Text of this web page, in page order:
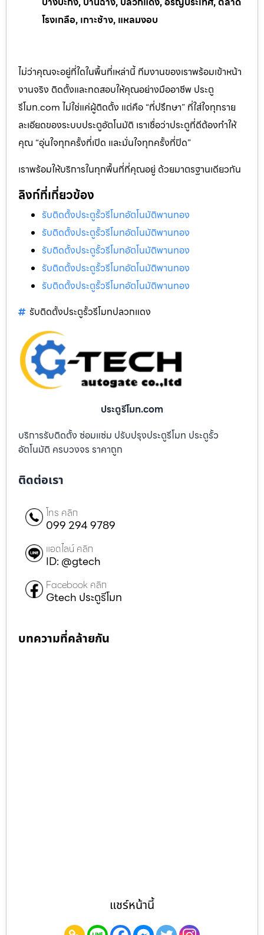
โรงเกลือ, เกาะช้าง, แหลมงอบ
ไม่ว่าคุณจะอยู่ที่ใดในพื้นที่เหล่านี้ ทีมงานของเราพร้อมเข้าหน้า
งานจริง ติดตั้งและทดสอบให้คุณอย่างมืออาชีพ ประตู
รีโมท.com ไม่ใช่แค่ผู้ติดตั้ง แต่คือ “ที่ปรึกษา” ที่ใส่ใจทุกราย
ละเอียดของระบบประตูอัตโนมัติ เราเชื่อว่าประตูที่ดีต้องทำให้
คุณ “อุ่นใจทุกครั้งที่เปิด และมั่นใจทุกครั้งที่ปิด”
เราพร้อมให้บริการในทุกพื้นที่ที่คุณอยู่ ด้วยมาตรฐานเดียวกัน
ลิงก์ที่เกี่ยวข้อง
รับติดตั้งประตูรั้วรีโมทอัตโนมัติพานทอง
รับติดตั้งประตูรั้วรีโมทอัตโนมัติพานทอง
รับติดตั้งประตูรั้วรีโมทอัตโนมัติพานทอง
รับติดตั้งประตูรั้วรีโมทอัตโนมัติพานทอง
รับติดตั้งประตูรั้วรีโมทอัตโนมัติพานทอง
รับติดตั้งประตูรั้วรีโมทปลวกแดง
ประตูรีโมท.com
บริการรับติดตั้ง ซ่อมแซ่ม ปรับปรุงประตูรีโมท ประตูรั้ว
อัตโนมัติ ครบวงจร ราคาถูก
ติดต่อเรา
โทร คลิก
099 294 9789
แอดไลน์ คลิก
ID: @gtech
Facebook คลิก
Gtech ประตูรีโมท
บทความที่คล้ายกัน
แชร์หน้านี้